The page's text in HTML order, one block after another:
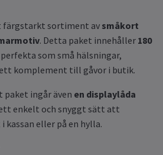
färgstarkt sortiment av småkort
. Detta paket innehåller 180
perfekta som små hälsningar,
komplement till gåvor i butik.
ingår även en displaylåda
enkelt och snyggt sätt att
kassan eller på en hylla.